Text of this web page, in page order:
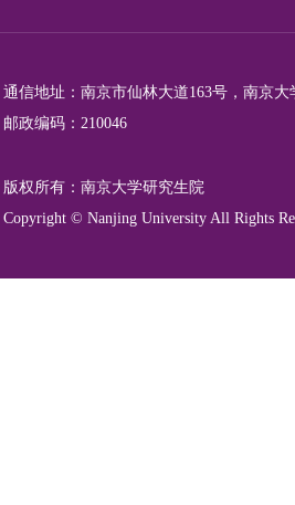
通信地址：南京市仙林大道163号，南京大
邮政编码：210046
版权所有：南京大学研究生院
Copyright © Nanjing University All Rights